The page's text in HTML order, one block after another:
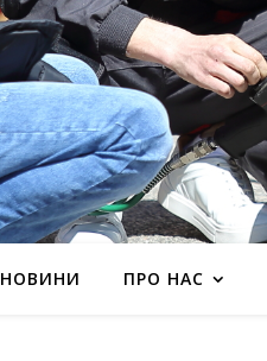
НОВИНИ ПРО НАС